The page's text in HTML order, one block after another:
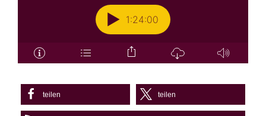
teilen teilen